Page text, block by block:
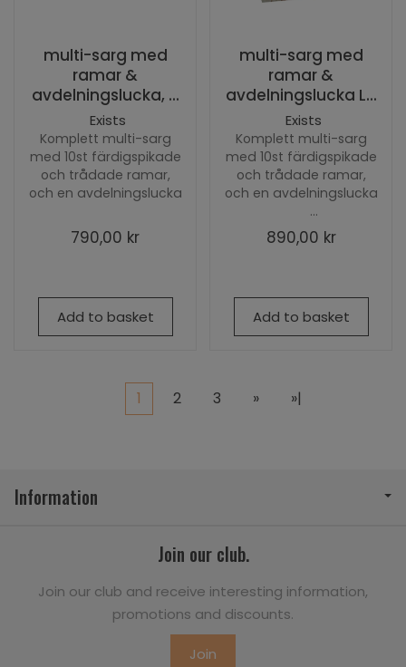
multi-sarg med
ramar &
avdelningslucka, ...
Exists
Komplett multi-sarg
med 10st färdigspikade
och trådade ramar,
och en avdelningslucka
790,00 kr
Add to basket
multi-sarg med
ramar &
avdelningslucka L...
Exists
Komplett multi-sarg
med 10st färdigspikade
och trådade ramar,
och en avdelningslucka
...
890,00 kr
Add to basket
1 2 3 » »|
Information
Join our club.
Join our club and receive interesting information,
promotions and discounts.
Join